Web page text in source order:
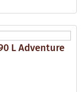
L Adventure